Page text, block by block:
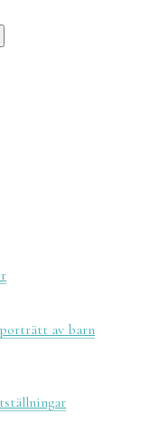
porträtt av barn